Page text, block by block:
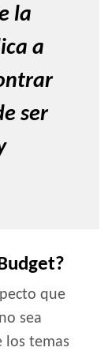
la
a
ser
que
sea
los temas